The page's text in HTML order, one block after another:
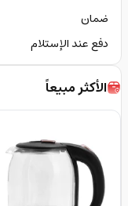
ضمان
دفع عند الإستلام
الأكثر مبيعاً